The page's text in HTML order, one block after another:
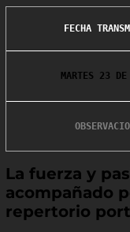
FECHA
MARTES 23 DE
La fuerza y
acompañado
repertorio